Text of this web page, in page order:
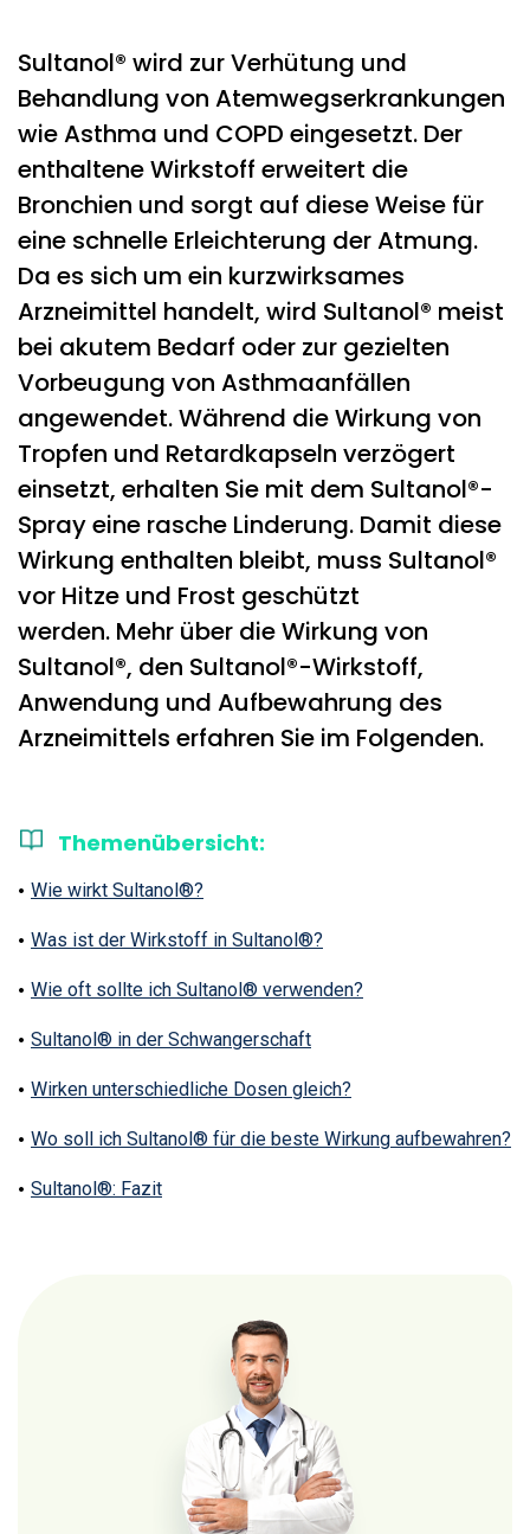
Sultanol® wird zur Verhütung und
Behandlung von Atemwegserkrankungen
wie Asthma und COPD eingesetzt. Der
enthaltene Wirkstoff erweitert die
Bronchien und sorgt auf diese Weise für
eine schnelle Erleichterung der Atmung.
Da es sich um ein kurzwirksames
Arzneimittel handelt, wird Sultanol® meist
bei akutem Bedarf oder zur gezielten
Vorbeugung von Asthmaanfällen
angewendet. Während die Wirkung von
Tropfen und Retardkapseln verzögert
einsetzt, erhalten Sie mit dem Sultanol®-
Spray eine rasche Linderung. Damit diese
Wirkung enthalten bleibt, muss Sultanol®
vor Hitze und Frost geschützt
werden. Mehr über die Wirkung von
Sultanol®, den Sultanol®-Wirkstoff,
Anwendung und Aufbewahrung des
Arzneimittels erfahren Sie im Folgenden.
Themenübersicht:
Wie wirkt Sultanol®?
Was ist der Wirkstoff in Sultanol®?
Wie oft sollte ich Sultanol® verwenden?
Sultanol® in der Schwangerschaft
Wirken unterschiedliche Dosen gleich?
Wo soll ich Sultanol® für die beste Wirkung aufbewahren?
Sultanol®: Fazit